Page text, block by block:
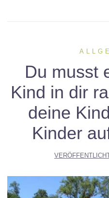
Du musst
Kind in dir
deine
Kinder